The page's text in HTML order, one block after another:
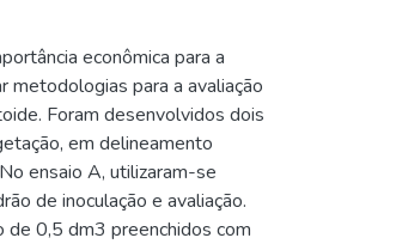
econômica para a
metodologias para a avaliação
Foram desenvolvidos dois
em delineamento
ensaio A, utilizaram-se
de inoculação e avaliação.
0,5 dm3 preenchidos com